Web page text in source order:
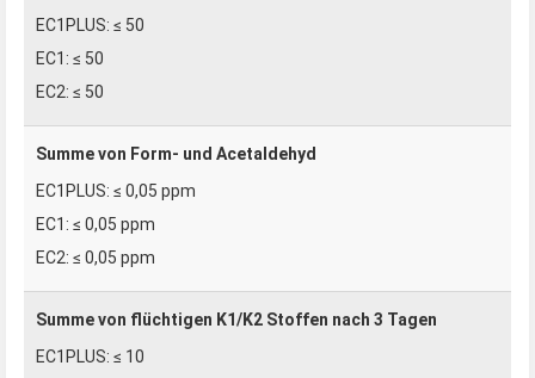
≤ 50
≤ 50
≤ 50
Summe von Form- und Acetaldehyd
≤ 0,05 ppm
≤ 0,05 ppm
≤ 0,05 ppm
Summe von flüchtigen K1/K2 Stoffen nach 3 Tagen
≤ 10